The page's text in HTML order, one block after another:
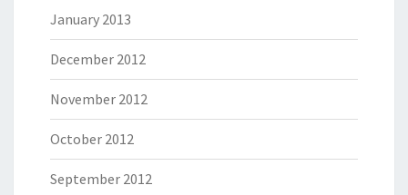
January 2013
December 2012
November 2012
October 2012
September 2012